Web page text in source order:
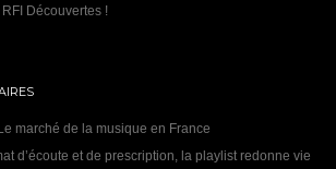
Découvertes !
marché de la musique en France
d’écoute et de prescription, la playlist redonne vie